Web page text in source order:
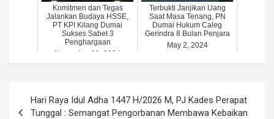
Komitmen dan Tegas
Jalankan Budaya HSSE,
PT KPI Kilang Dumai
Sukses Sabet 3
Penghargaan
November 22, 2024
Terbukti Janjikan Uang
Saat Masa Tenang, PN
Dumai Hukum Caleg
Gerindra 8 Bulan Penjara
May 2, 2024
navigation
Hari Raya Idul Adha 1447 H/2026 M, PJ Kades Perapat
Tunggal : Semangat Pengorbanan Membawa Kebaikan